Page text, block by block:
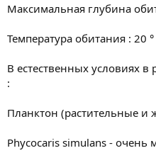
Максимальная глубина
Температура обитания : 20 °
В естественных условиях в
:
Планктон (растительные
Phycocaris simulans - очень